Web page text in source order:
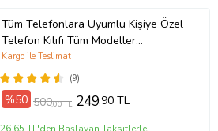
Tüm Telefonlara Uyumlu Kişiye Özel
Telefon Kılıfı Tüm Modeller
Açıklamada
(9)
Kargo ile Teslimat
%50 500,00 TL 249,90 TL